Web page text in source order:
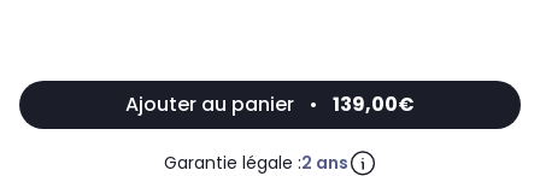
Ajouter au panier • 139,00€
Garantie légale :2 ans